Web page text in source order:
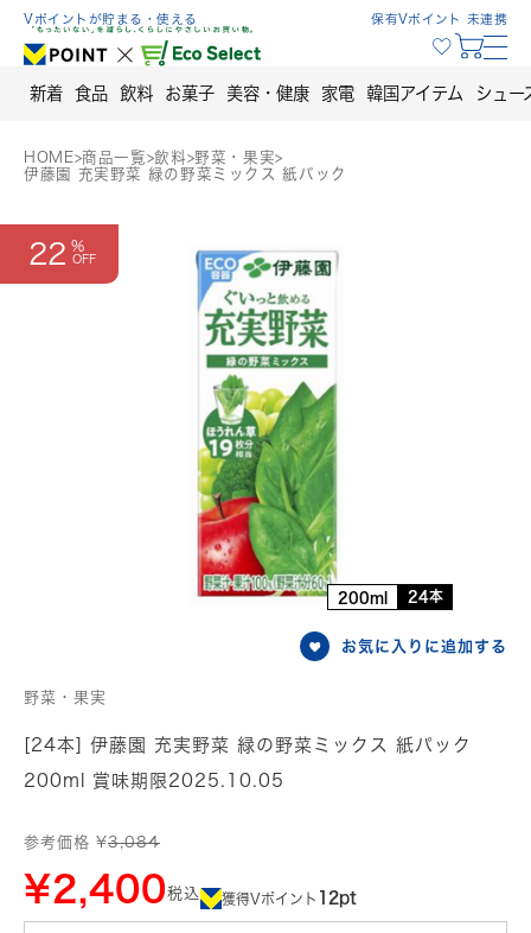
Skip
content
Vポイントが貯まる・使える 保有Vポイント 未連携
新着 食品 飲料 お菓子 美容・健康 家電 韓国アイテム シュー
HOME>商品一覧>飲料>野菜・果実>
伊藤園 充実野菜 緑の野菜ミックス 紙パック
22
200ml 24本
お気に入りに追加する
野菜・果実
[24本] 伊藤園 充実野菜 緑の野菜ミックス 紙パック
200ml 賞味期限2025.10.05
参考価格 ¥3,084
¥2,400税込 獲得Vポイント 12pt